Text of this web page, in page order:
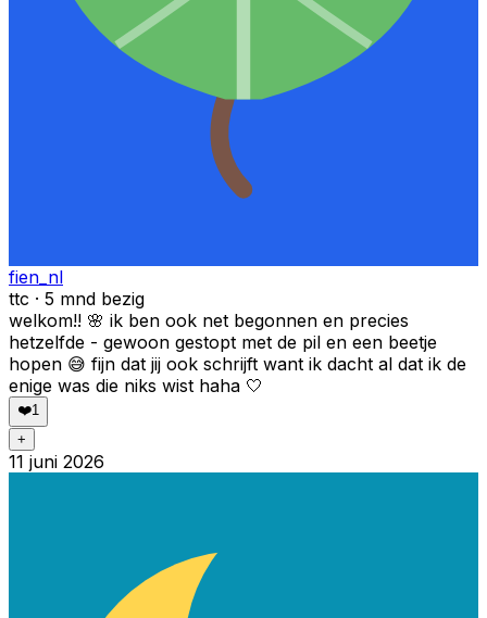
fien_nl
ttc · 5 mnd bezig
welkom!! 🌸 ik ben ook net begonnen en precies
hetzelfde - gewoon gestopt met de pil en een beetje
hopen 😅 fijn dat jij ook schrijft want ik dacht al dat ik de
enige was die niks wist haha 🤍
❤️1
+
11 juni 2026